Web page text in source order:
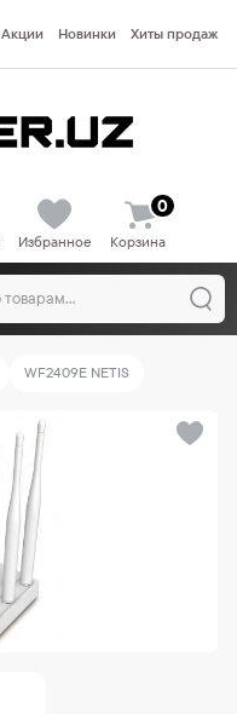
Акции Новинки Хиты продаж
Избранное Корзина
0
WF2409E NETIS